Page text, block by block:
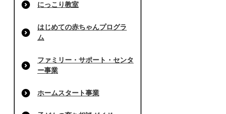
にっこり教室
はじめての赤ちゃんプログラ
ム
ファミリー・サポート・センタ
ー事業
ホームスタート事業